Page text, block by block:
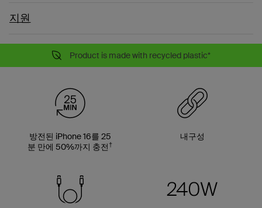
지원
Product is made with recycled plastic*
방전된 iPhone 16를 25
분 만에 50%까지 충전†
내구성